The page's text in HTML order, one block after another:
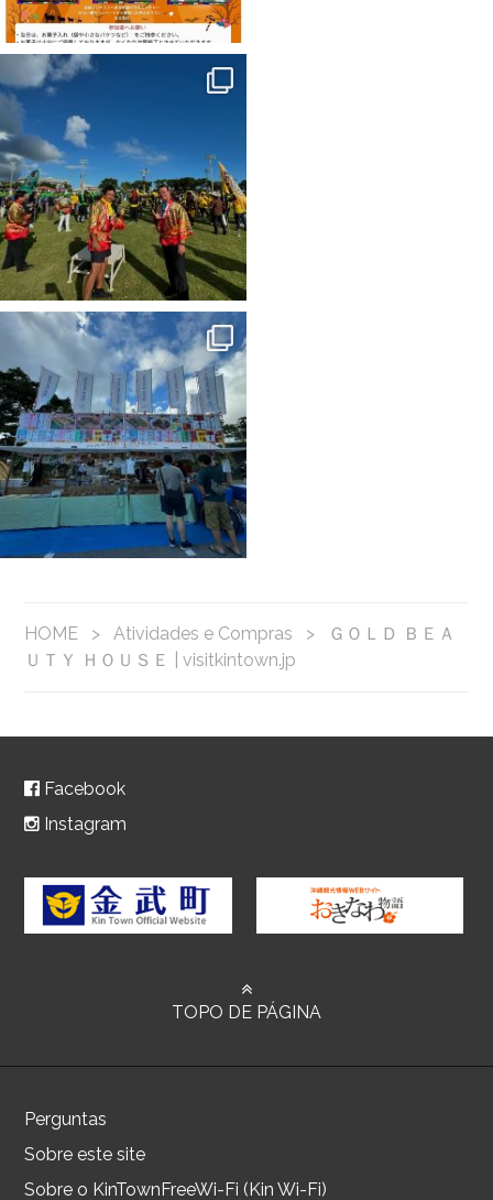
HOME > Atividades e Compras >
ＧＯＬＤ ＢＥＡ
ＵＴＹ ＨＯＵＳＥ | visitkintown.jp
Facebook
Instagram
TOPO DE PÁGINA
Perguntas
Sobre este site
Sobre o KinTownFreeWi-Fi (Kin Wi-Fi)